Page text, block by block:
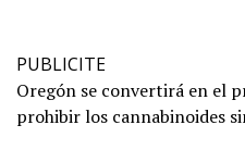
PUBLICITE
Oregón se convertirá en el
prohibir los cannabinoides